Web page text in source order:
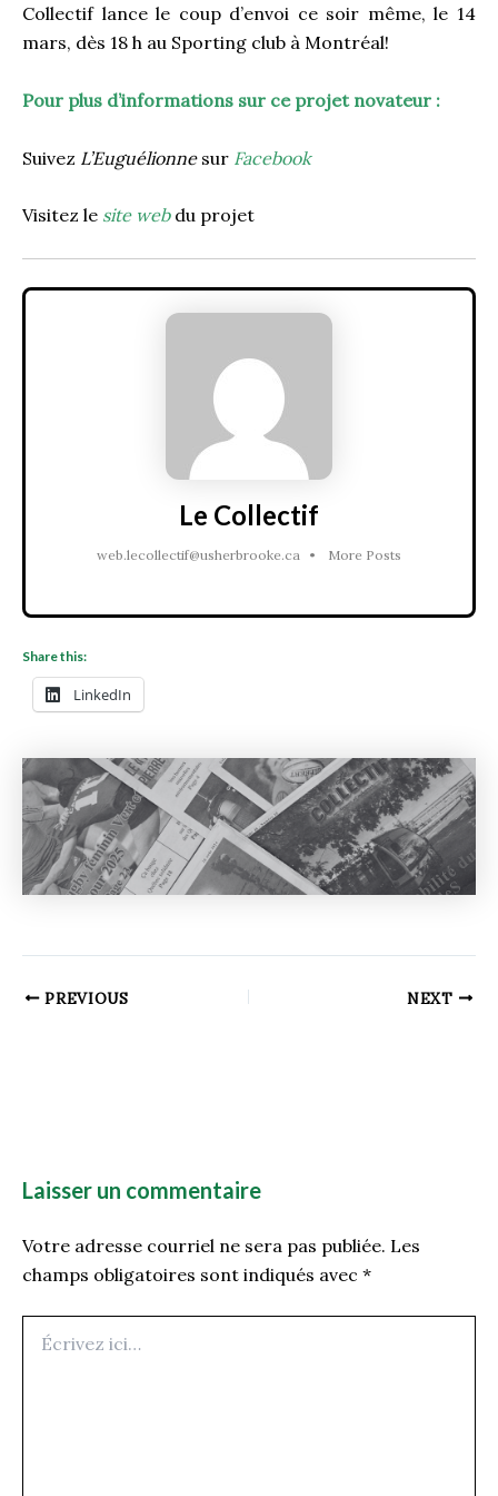
Collectif lance le coup d’envoi ce soir même, le 14
mars, dès 18 h au Sporting club à Montréal!
Pour plus d’informations sur ce projet novateur :
Suivez L’Euguélionnesur Facebook
Visitez le site webdu projet
Le Collectif
web.lecollectif@usherbrooke.ca • More Posts
Share this:
LinkedIn
PREVIOUS NEXT
Laisser un commentaire
Votre adresse courriel ne sera pas publiée. Les
champs obligatoires sont indiqués avec *
ici…